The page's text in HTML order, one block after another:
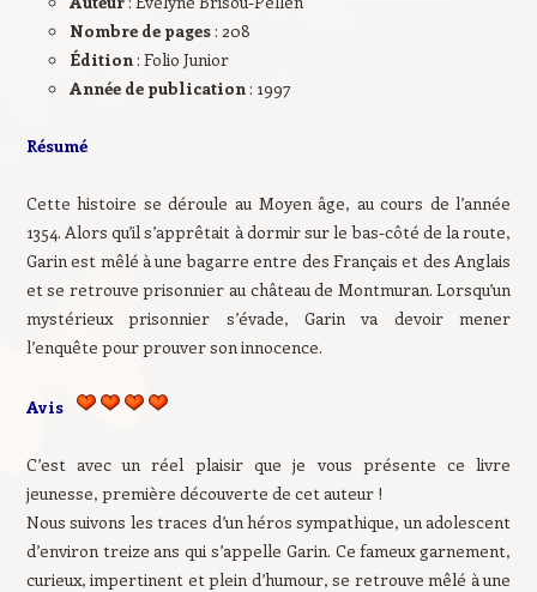
Nombre de pages: 208
Édition: Folio Junior
Année de publication: 1997
Résumé
Cette histoire se déroule au Moyen âge, au cours de l’année
1354. Alors qu’il s’apprêtait à dormir sur le bas-côté de la route,
Garin est mêlé à une bagarre entre des Français et des Anglais
et se retrouve prisonnier au château de Montmuran. Lorsqu’un
mystérieux prisonnier s’évade, Garin va devoir mener
l’enquête pour prouver son innocence.
Avis
C’est avec un réel plaisir que je vous présente ce livre
jeunesse, première découverte de cet auteur !
Nous suivons les traces d’un héros sympathique, un adolescent
d’environ treize ans qui s’appelle Garin. Ce fameux garnement,
curieux, impertinent et plein d’humour, se retrouve mêlé à une